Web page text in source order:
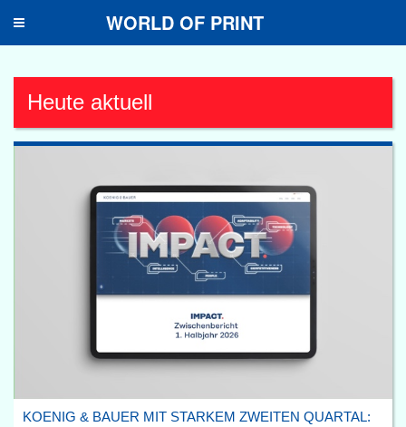
Toggle
WORLD OF PRINT
Heute aktuell
KOENIG & BAUER MIT STARKEM ZWEITEN QUARTAL: